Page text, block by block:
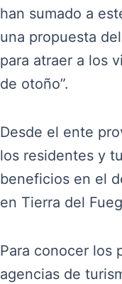
han sumado a
una propuesta
para atraer a los
de otoño”.
Desde el ente
los residentes y
beneficios en el
en Tierra del
Para conocer los
agencias de